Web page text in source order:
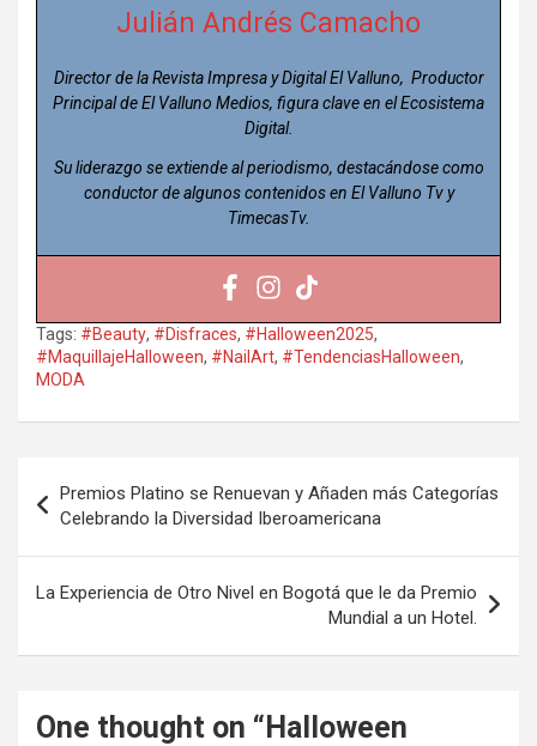
Julián Andrés Camacho
Director de la Revista Impresa y Digital El Valluno, Productor
Principal de El Valluno Medios, figura clave en el Ecosistema
Digital.
Su liderazgo se extiende al periodismo, destacándose como
conductor de algunos contenidos en El Valluno Tv y
TimecasTv.
Tags: #Beauty, #Disfraces, #Halloween2025,
#MaquillajeHalloween, #NailArt, #TendenciasHalloween,
MODA
de
entradas
Premios Platino se Renuevan y Añaden más Categorías
Celebrando la Diversidad Iberoamericana
La Experiencia de Otro Nivel en Bogotá que le da Premio
Mundial a un Hotel.
One thought on “ Halloween